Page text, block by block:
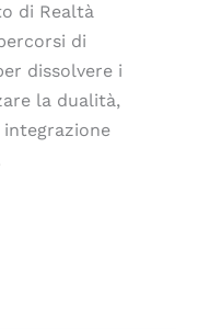
di Realtà
di
dissolvere i
la dualità,
integrazione